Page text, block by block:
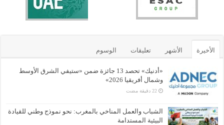
الأخيرة الأشهر تعليقات الوسوم
«أدنيك» تحصد 13 جائزة ضمن «ستيفي الشرق الأوسط
وشمال أفريقيا 2026»
الشباب والعمل المناخي بالمغرب: نحو نموذج وطني للقيادة
البيئية المستدامة